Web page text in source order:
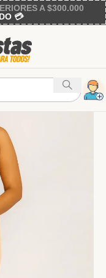
A $300.000
💳